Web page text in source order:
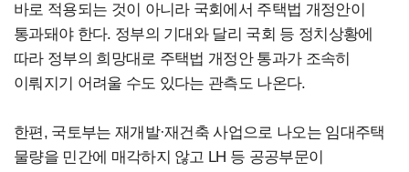
바로 적용되는 것이 아니라 국회에서 주택법 개정안이
통과돼야 한다. 정부의 기대와 달리 국회 등 정치상황에
따라 정부의 희망대로 주택법 개정안 통과가 조속히
이뤄지기 어려울 수도 있다는 관측도 나온다.
한편, 국토부는 재개발·재건축 사업으로 나오는 임대주택
물량을 민간에 매각하지 않고 LH 등 공공부문이